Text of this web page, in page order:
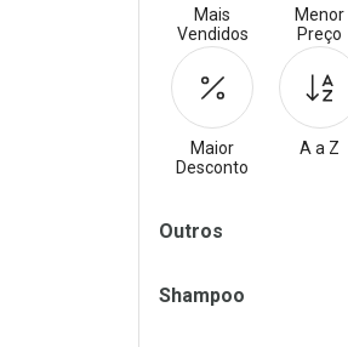
Mais
Vendidos
Menor
Preço
Maior
Desconto
A a Z
Filtros
Outros
Shampoo